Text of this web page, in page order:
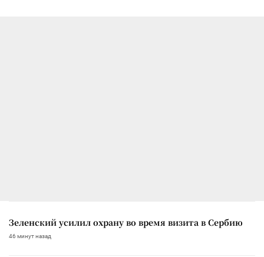
Зеленский усилил охрану во время визита в Сербию
46 минут назад